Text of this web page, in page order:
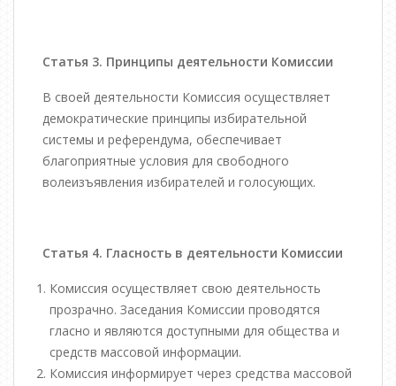
Статья 3. Принципы деятельности Комиссии
В своей деятельности Комиссия осуществляет
демократические принципы избирательной
системы и референдума, обеспечивает
благоприятные условия для свободного
волеизъявления избирателей и голосующих.
Статья 4. Гласность в деятельности Комиссии
Комиссия осуществляет свою деятельность
прозрачно. Заседания Комиссии проводятся
гласно и являются доступными для общества и
средств массовой информации.
Комиссия информирует через средства массовой